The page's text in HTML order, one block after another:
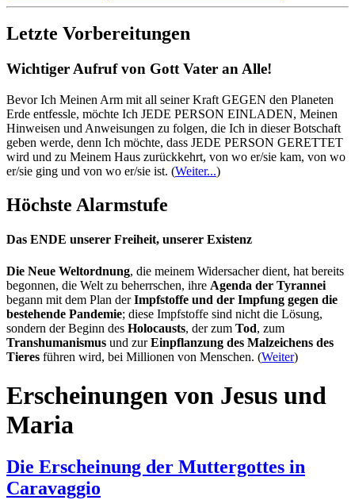
Letzte Vorbereitungen
Wichtiger Aufruf von Gott Vater an Alle!
Bevor Ich Meinen Arm mit all seiner Kraft GEGEN den Planeten
Erde entfessle, möchte Ich JEDE PERSON EINLADEN, Meinen
Hinweisen und Anweisungen zu folgen, die Ich in dieser Botschaft
geben werde, denn Ich möchte, dass JEDE PERSON GERETTET
wird und zu Meinem Haus zurückkehrt, von wo er/sie kam, von wo
er/sie ging und von wo er/sie ist. (Weiter...)
Höchste Alarmstufe
Das ENDE unserer Freiheit, unserer Existenz
Die Neue Weltordnung, die meinem Widersacher dient, hat bereits
begonnen, die Welt zu beherrschen, ihre Agenda der Tyrannei
begann mit dem Plan derImpfstoffe und der Impfung gegen die
bestehende Pandemie; diese Impfstoffe sind nicht die Lösung,
sondern der Beginn des Holocausts, der zum Tod, zum
Transhumanismus und zurEinpflanzung des Malzeichens des
Tieres führen wird, bei Millionen von Menschen. (Weiter)
Erscheinungen von Jesus und
Maria
Die Erscheinung der Muttergottes in
Caravaggio